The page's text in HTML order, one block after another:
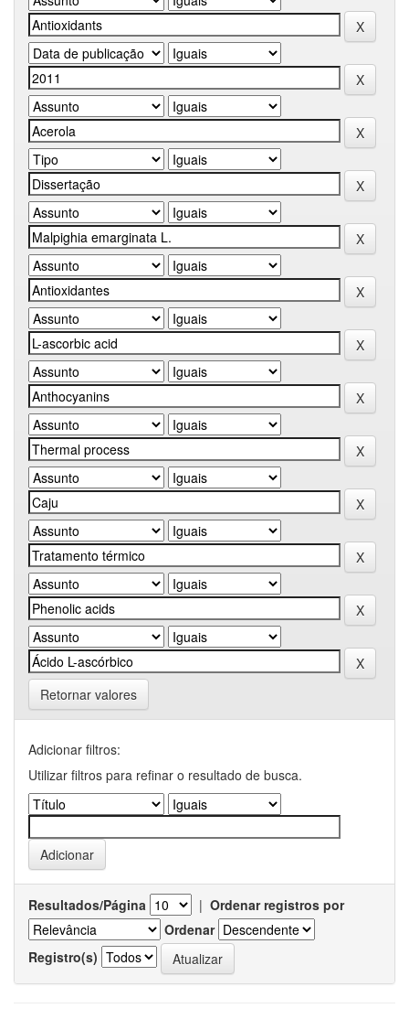
Retornar valores
Adicionar filtros:
Utilizar filtros para refinar o resultado de busca.
Resultados/Página | Ordenar registros por
Ordenar
Registro(s)